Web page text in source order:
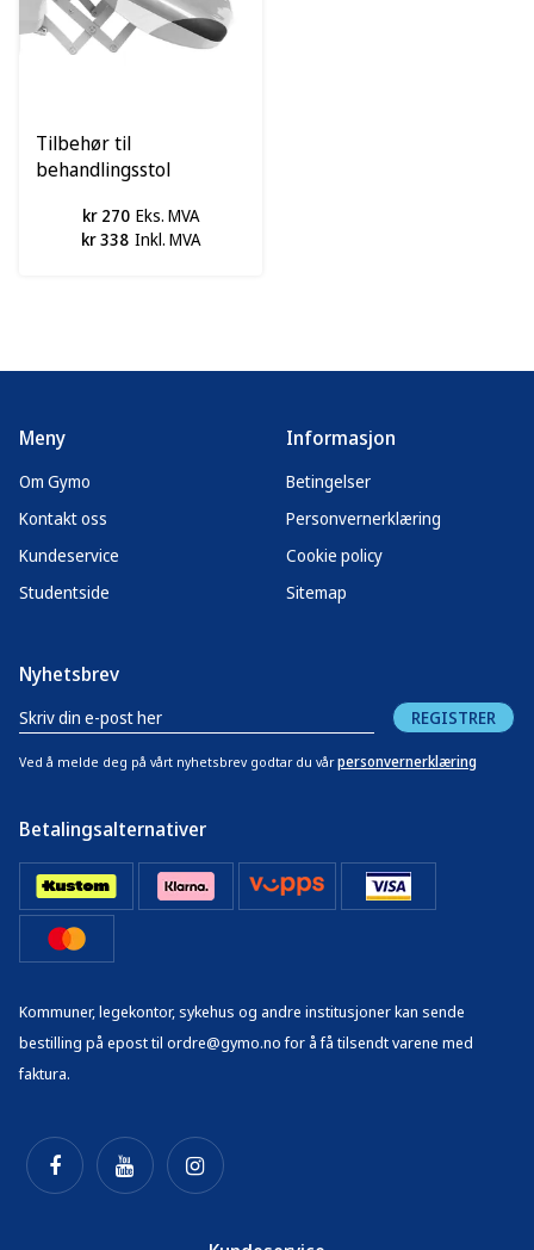
Tilbehør til
behandlingsstol
kr 270 Eks. MVA
kr 338 Inkl. MVA
Meny
Om Gymo
Kontakt oss
Kundeservice
Studentside
Informasjon
Betingelser
Personvernerklæring
Cookie policy
Sitemap
Nyhetsbrev
REGISTRER
Ved å melde deg på vårt nyhetsbrev godtar du vår personvernerklæring
Betalingsalternativer
Kommuner, legekontor, sykehus og andre institusjoner kan sende
bestilling på epost til ordre@gymo.no for å få tilsendt varene med
faktura.